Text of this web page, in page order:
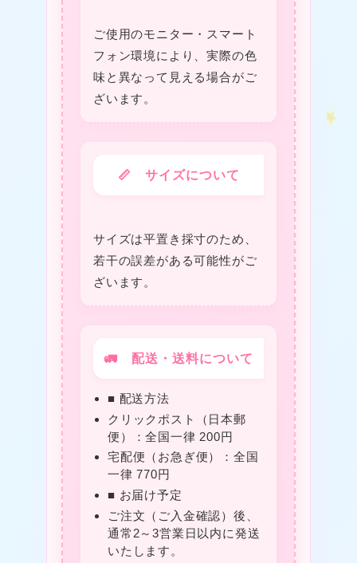
ご使用のモニター・スマート
フォン環境により、実際の色
味と異なって見える場合がご
ざいます。
📏 サイズについて
サイズは平置き採寸のため、
若干の誤差がある可能性がご
ざいます。
🚛 配送・送料について
■ 配送方法
クリックポスト（日本郵
便）：全国一律 200円
宅配便（お急ぎ便）：全国
一律 770円
■ お届け予定
ご注文（ご入金確認）後、
通常2～3営業日以内に発送
いたします。
❤
❤
★
★
❤